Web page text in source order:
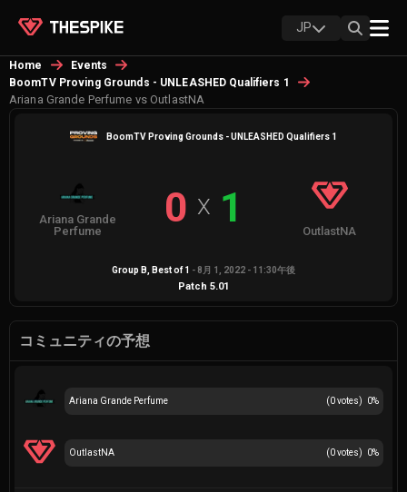
JP
Home
Events
BoomTV Proving Grounds - UNLEASHED Qualifiers 1
Ariana Grande Perfume vs OutlastNA
BoomTV Proving Grounds - UNLEASHED Qualifiers 1
Ariana Grande
Perfume
0 X 1 OutlastNA
Group B , Best of1 -8月 1, 2022 - 11:30午後
Patch 5.01
コミュニティの予想
(0votes) 0%
Ariana Grande Perfume
(0votes) 0%
OutlastNA